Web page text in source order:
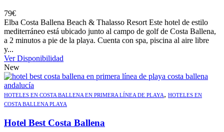
79€
Elba Costa Ballena Beach & Thalasso Resort Este hotel de estilo
mediterráneo está ubicado junto al campo de golf de Costa Ballena,
a 2 minutos a pie de la playa. Cuenta con spa, piscina al aire libre
y...
Ver Disponibilidad
New
HOTELES EN COSTA BALLENA EN PRIMERA LÍNEA DE PLAYA, HOTELES EN
COSTA BALLENA PLAYA
Hotel Best Costa Ballena